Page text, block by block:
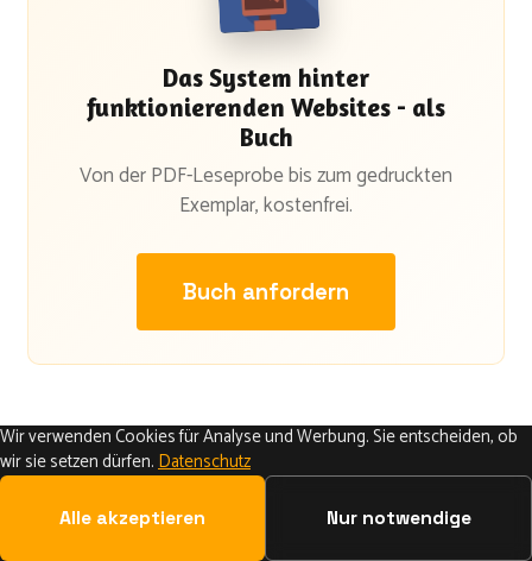
Das System hinter
funktionierenden Websites - als
Buch
Von der PDF-Leseprobe bis zum gedruckten
Exemplar, kostenfrei.
Buch anfordern
Wir verwenden Cookies für Analyse und Werbung. Sie entscheiden, ob
wir sie setzen dürfen.Datenschutz
Alle akzeptieren Nur notwendige